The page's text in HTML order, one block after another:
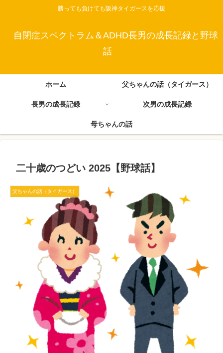
勝っても負けても阪神タイガースを応援
自閉症スペクトラム＆ADHD長男の成長記録と野球
話
ホーム 父ちゃんの話（タイガース）
長男の成長記録 次男の成長記録
母ちゃんの話
二十歳のつどい 2025【野球話】
父ちゃんの話（タイガース）